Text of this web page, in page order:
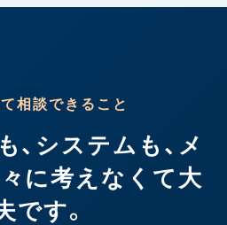
相談できること
、システムも、メ
に考えなくて大
です。